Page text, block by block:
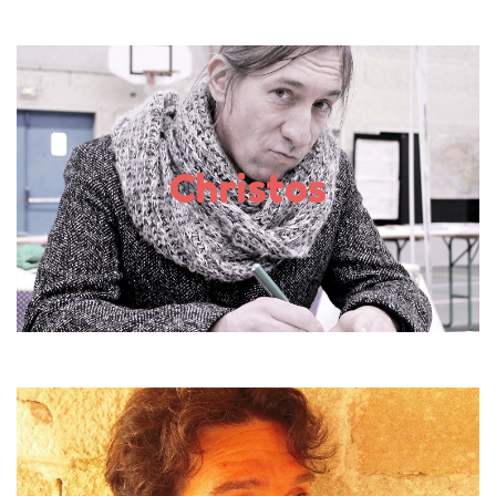
Christos
Auteur
Musicien durant 17 ans au sein de diverses formations
musicales et parolier de nombreux groupes son amie
l’oblige en 2009 à écrire pour les enfants. « Me voilà
bien puni ! » songe-t-il […]
En savoir plus
Auteur-Illustrateur